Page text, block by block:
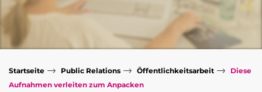
Startseite → Public Relations → Öffentlichkeitsarbeit →
Diese
Aufnahmen verleiten zum Anpacken